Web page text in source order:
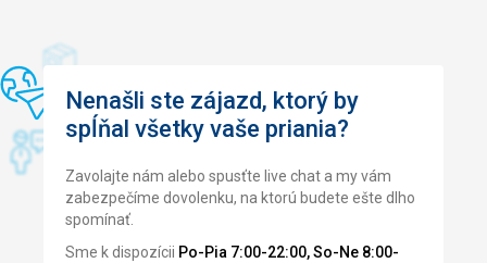
Nenašli ste zájazd, ktorý by
spĺňal všetky vaše priania?
Zavolajte nám alebo spusťte live chat a my vám
zabezpečíme dovolenku, na ktorú budete ešte dlho
spomínať.
Sme k dispozícii Po-Pia 7:00-22:00, So-Ne 8:00-